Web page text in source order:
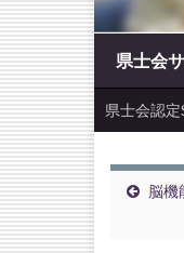
県士会
県士会認
脳機